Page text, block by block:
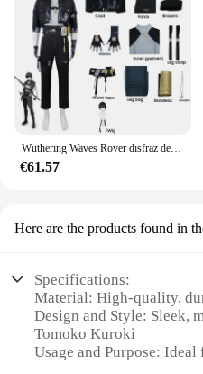
Wuthering Waves Rover disfraz de Cosplay para hombres, traje masculino, peluca, uniforme de Carnaval de Halloween, fiesta de Navidad, nuevo juego
€61.57
Here are the products found in
Specifications:
Material: High-quality,
Design and Style: Sleek,
Tomoko Kuroki
Usage and Purpose: